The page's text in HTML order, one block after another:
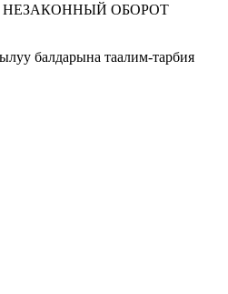
ОБОРОТ
балдарына таалим-тарбия